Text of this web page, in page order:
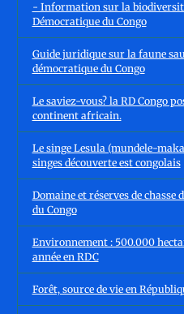
- Information sur la
Démocratique du Congo
Guide juridique sur la faune
démocratique du Congo
Le saviez-vous? la RD Congo
continent africain.
Le singe Lesula (mundele-
singes découverte est congolais
Domaine et réserves de chasse
du Congo
Environnement : 500.000
année en RDC
Forêt, source de vie en